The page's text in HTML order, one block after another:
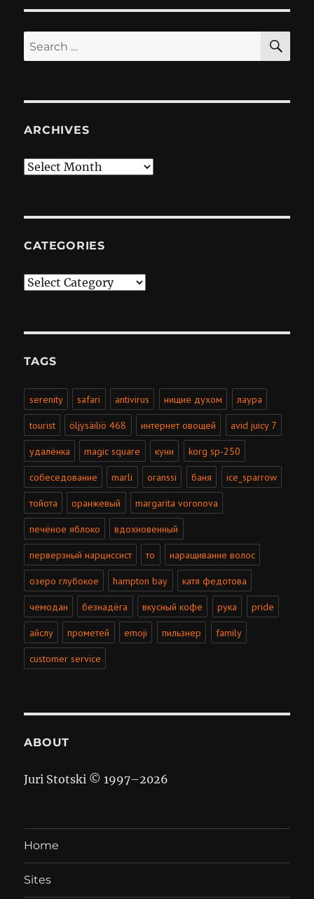
togathering
Search
for:
ARCHIVES
Archives
CATEGORIES
Categories
TAGS
serenity safari antivirus нищие духом лаура
tourist öljysäiliö 468 интернет овощей avid juicy 7
удалёнка magic square куни korg sp-250
собеседование marli oranssi баня ice_sparrow
тойота оранжевый margarita voronova
печёное яблоко вдохновенный
перверзный нарциссист то наращивание волос
озеро глубокое hampton bay катя федотова
чемодан безнадёга вкусный кофе рука pride
айслу прометей emoji пильзнер family
customer service
ABOUT
Juri Stotski © 1997–2026
Home
Sites